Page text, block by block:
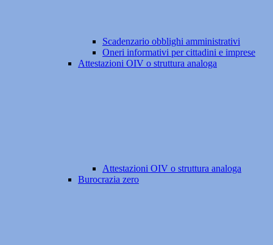
Scadenzario obblighi amministrativi
Oneri informativi per cittadini e imprese
Attestazioni OIV o struttura analoga
Attestazioni OIV o struttura analoga
Burocrazia zero